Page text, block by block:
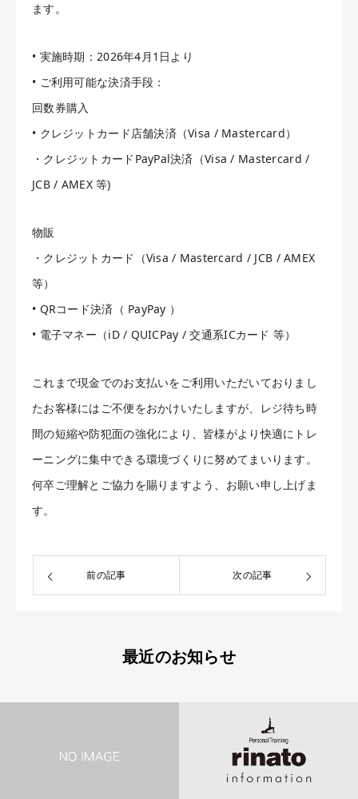
ます。
• 実施時期：2026年4月1日より
• ご利用可能な決済手段：
回数券購入
• クレジットカード店舗決済（Visa / Mastercard）
・クレジットカードPayPal決済（Visa / Mastercard /
JCB / AMEX 等)
物販
・クレジットカード（Visa / Mastercard / JCB / AMEX
等）
• QRコード決済（ PayPay ）
• 電子マネー（iD / QUICPay / 交通系ICカード 等）
これまで現金でのお支払いをご利用いただいておりまし
たお客様にはご不便をおかけいたしますが、レジ待ち時
間の短縮や防犯面の強化により、皆様がより快適にトレ
ーニングに集中できる環境づくりに努めてまいります。
何卒ご理解とご協力を賜りますよう、お願い申し上げま
す。
前の記事 次の記事
最近のお知らせ
お客様の声
アクセス